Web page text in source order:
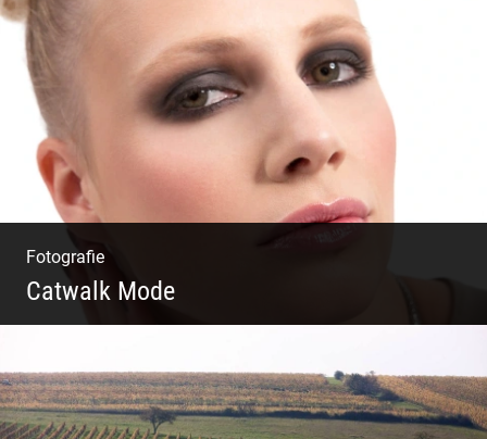
Du beginnst Dein Eigenes zu erschaffen und
weißt nicht, wo du beginnen sollst?
Fotografie
Catwalk Mode